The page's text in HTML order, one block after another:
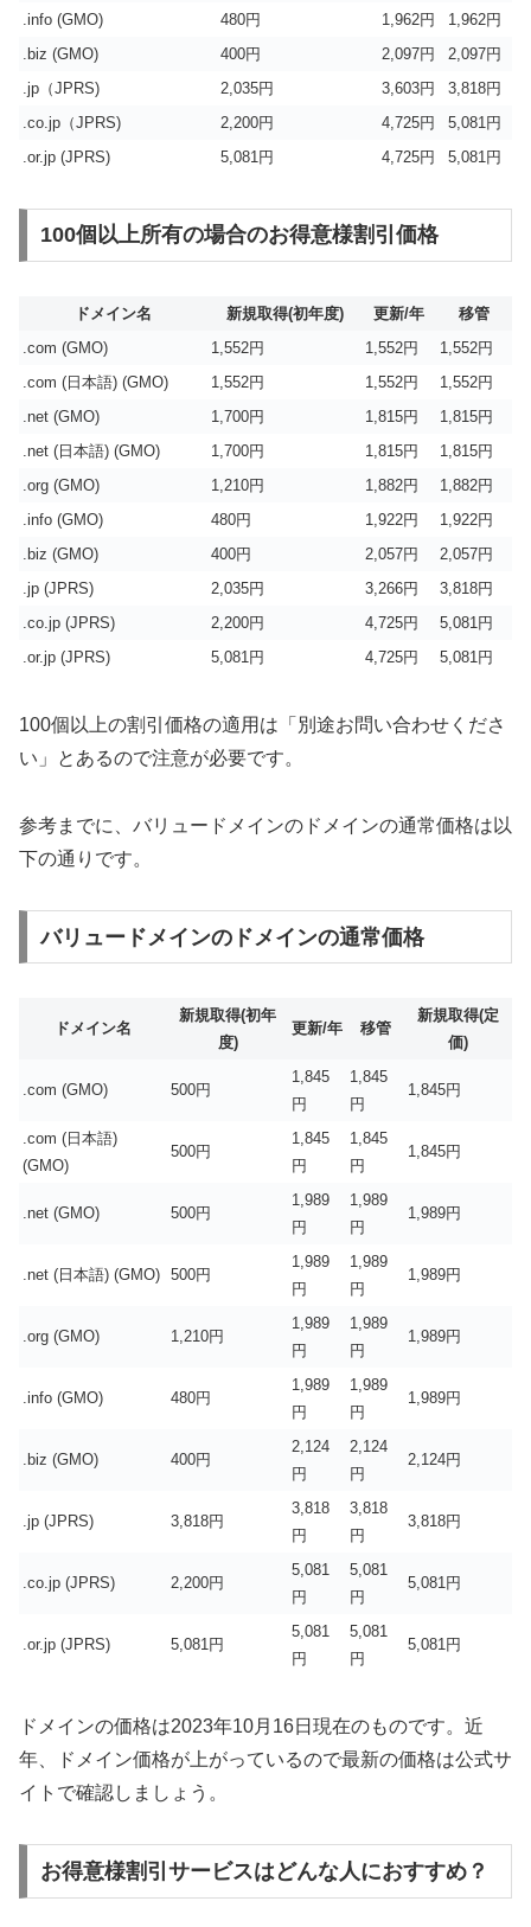
.info (GMO) 480円 1,962円
1,962円
.biz (GMO)
400円 2,097円
2,097円
.jp（JPRS)
2,035円 3,603円
3,818円
.co.jp（JPRS)
2,200円 4,725円
5,081円
.or.jp (JPRS)
5,081円 4,725円 5,081円
100個以上所有の場合のお得意様割引価格
ドメイン名 新規取得(初年度) 更新/年
移管
.com (GMO)
1,552円 1,552円
1,552円
.com (日本語) (GMO)
1,552円 1,552円
1,552円
.net (GMO)
1,700円 1,815円
1,815円
.net (日本語) (GMO)
1,700円 1,815円
1,815円
.org (GMO)
1,210円 1,882円
1,882円
.info (GMO)
480円 1,922円
1,922円
.biz (GMO)
400円 2,057円
2,057円
.jp (JPRS)
2,035円 3,266円
3,818円
.co.jp (JPRS)
2,200円 4,725円
5,081円
.or.jp (JPRS)
5,081円 4,725円 5,081円
100個以上の割引価格の適用は「別途お問い合わせくださ
い」とあるので注意が必要です。
参考までに、バリュードメインのドメインの通常価格は以
下の通りです。
バリュードメインのドメインの通常価格
ドメイン名
新規取得(初年
度)
更新/年 移管
新規取得(定
価)
.com (GMO) 500円
1,845
円
1,845
円
1,845円
.com (日本語)
(GMO)
500円
1,845
円
1,845
円
1,845円
.net (GMO) 500円
1,989
円
1,989
円
1,989円
.net (日本語) (GMO) 500円
1,989
円
1,989
円
1,989円
.org (GMO) 1,210円
1,989
円
1,989
円
1,989円
.info (GMO) 480円
1,989
円
1,989
円
1,989円
.biz (GMO) 400円
2,124
円
2,124
円
2,124円
.jp (JPRS) 3,818円
3,818
円
3,818
円
3,818円
.co.jp (JPRS) 2,200円
5,081
円
5,081
円
5,081円
.or.jp (JPRS) 5,081円
5,081
円
5,081
円
5,081円
ドメインの価格は2023年10月16日現在のものです。近
年、ドメイン価格が上がっているので最新の価格は公式サ
イトで確認しましょう。
お得意様割引サービスはどんな人におすすめ？